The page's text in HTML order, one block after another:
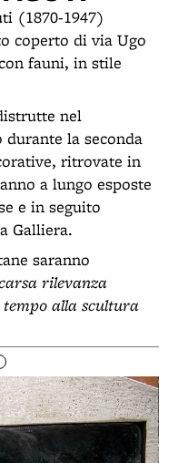
(1870-1947)
coperto di via Ugo
fauni, in stile
nel
la seconda
ritrovate in
a lungo esposte
e in seguito
Galliera.
saranno
rilevanza
alla scultura